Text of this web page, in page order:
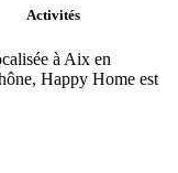
Activités
à Aix en
Happy Home est